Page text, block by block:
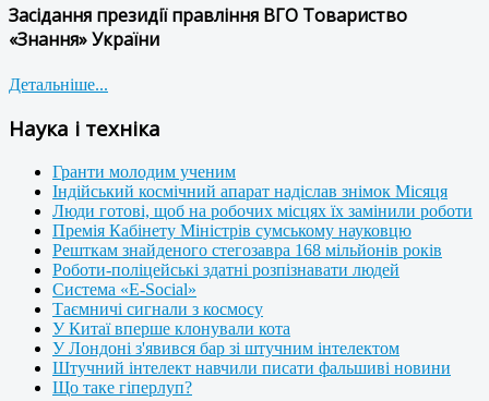
Засідання президії правління ВГО Товариство
«Знання» України
Детальніше...
Наука і техніка
Гранти молодим ученим
Індійський космічний апарат надіслав знімок Місяця
Люди готові, щоб на робочих місцях їх замінили роботи
Премія Кабінету Міністрів сумському науковцю
Решткам знайденого стегозавра 168 мільйонів років
Роботи-поліцейські здатні розпізнавати людей
Система «E-Social»
Таємничі сигнали з космосу
У Китаї вперше клонували кота
У Лондоні з'явився бар зі штучним інтелектом
Штучний інтелект навчили писати фальшиві новини
Що таке гіперлуп?